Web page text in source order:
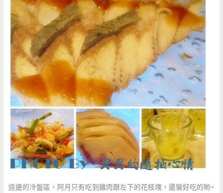
這邊的冷盤區，阿月只有吃到雞肉跟左下的花枝塊，還蠻好吃的喲~